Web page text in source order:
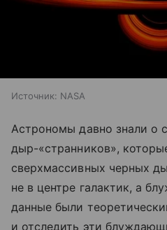
Источник: NASA
Астрономы давно знали о
дыр-«странников»,
сверхмассивных черных
не в центре галактик, а
данные были
и отследить эти